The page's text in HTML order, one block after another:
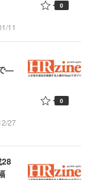
11
0
―
27
0
28